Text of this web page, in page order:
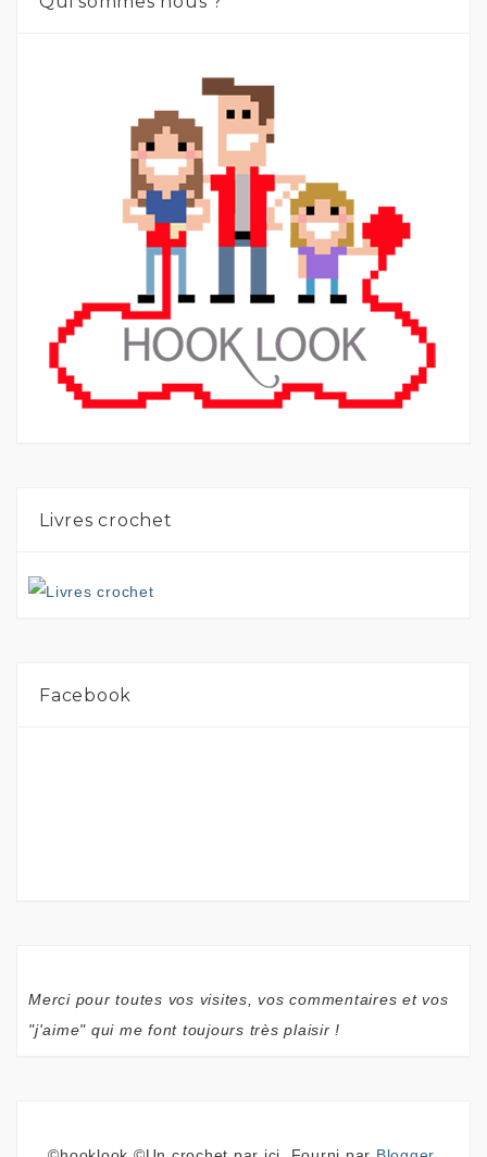
Livres crochet
Facebook
Merci pour toutes vos visites, vos commentaires et vos
"j'aime" qui me font toujours très plaisir !